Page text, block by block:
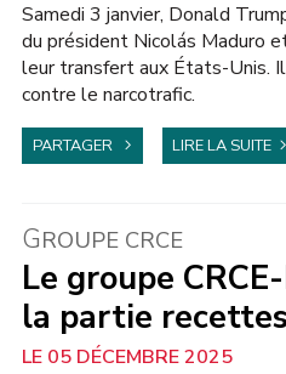
Samedi 3 janvier, Donald
du président Nicolás Maduro
leur transfert aux États-Unis.
contre le narcotrafic.
PARTAGER LIRE LA SUITE
GROUPE CRCE
Le groupe
la partie
05 DÉCEMBRE 2025